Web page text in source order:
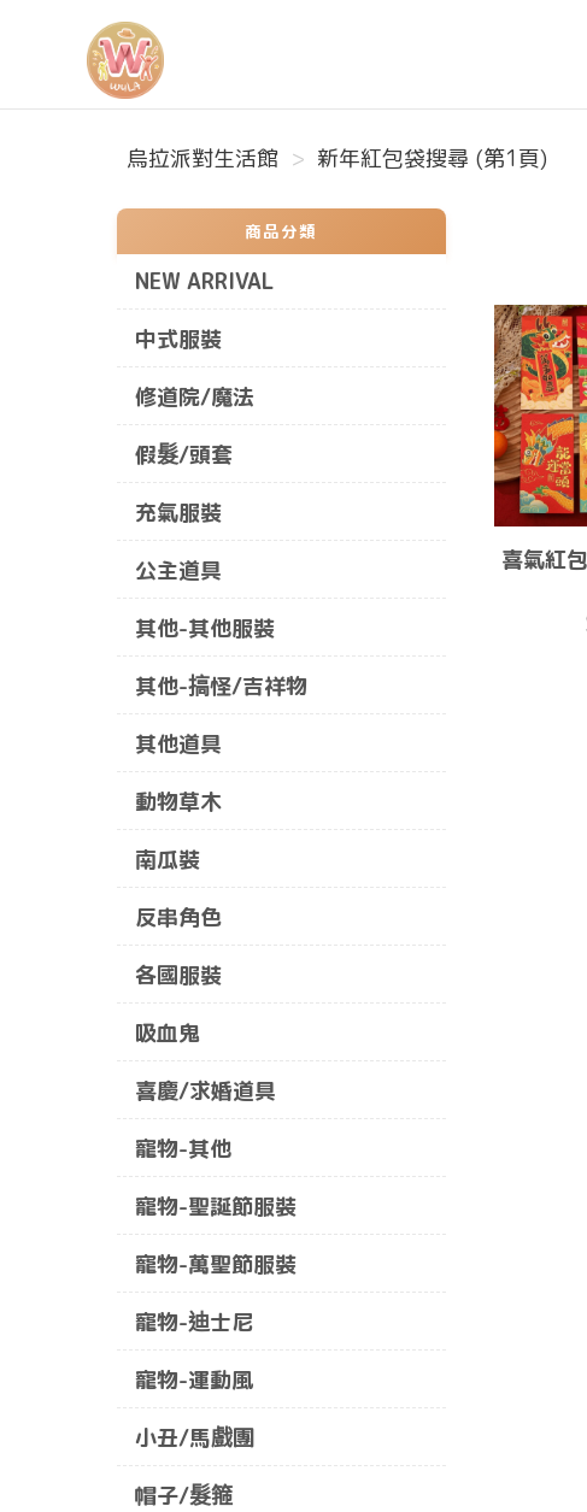
烏拉派對生活館
烏拉派對生活館 新年紅包袋搜尋 (第1頁)
商品分類
NEW ARRIVAL
中式服裝
修道院/魔法
假髮/頭套
充氣服裝
公主道具
其他-其他服裝
其他-搞怪/吉祥物
其他道具
動物草木
南瓜裝
反串角色
各國服裝
吸血鬼
喜慶/求婚道具
寵物-其他
寵物-聖誕節服裝
寵物-萬聖節服裝
寵物-迪士尼
寵物-運動風
小丑/馬戲團
帽子/髮箍
喜氣紅